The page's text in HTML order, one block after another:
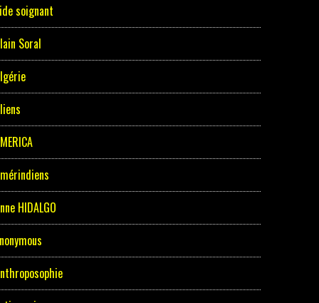
soignant
Soral
HIDALGO